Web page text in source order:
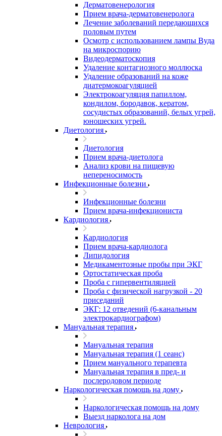
Дерматовенерология
Прием врача-дерматовенеролога
Лечение заболеваний передающихся
половым путем
Осмотр с использованием лампы Вуда
на микроспорию
Видеодерматоскопия
Удаление контагиозного моллюска
Удаление образований на коже
диатермокоагуляцией
Электрокоагуляция папиллом,
кондилом, бородавок, кератом,
сосудистых образований, белых угрей,
юношеских угрей.
Диетология
Диетология
Прием врача-диетолога
Анализ крови на пищевую
непереносимость
Инфекционные болезни
Инфекционные болезни
Прием врача-инфекциониста
Кардиология
Кардиология
Прием врача-кардиолога
Липидология
Медикаментозные пробы при ЭКГ
Ортостатическая проба
Проба с гипервентиляцией
Проба с физической нагрузкой - 20
приседаний
ЭКГ: 12 отведений (6-канальным
электрокардиографом)
Мануальная терапия
Мануальная терапия
Мануальная терапия (1 сеанс)
Прием мануального терапевта
Мануальная терапия в пред- и
послеродовом периоде
Наркологическая помощь на дому
Наркологическая помощь на дому
Выезд нарколога на дом
Неврология